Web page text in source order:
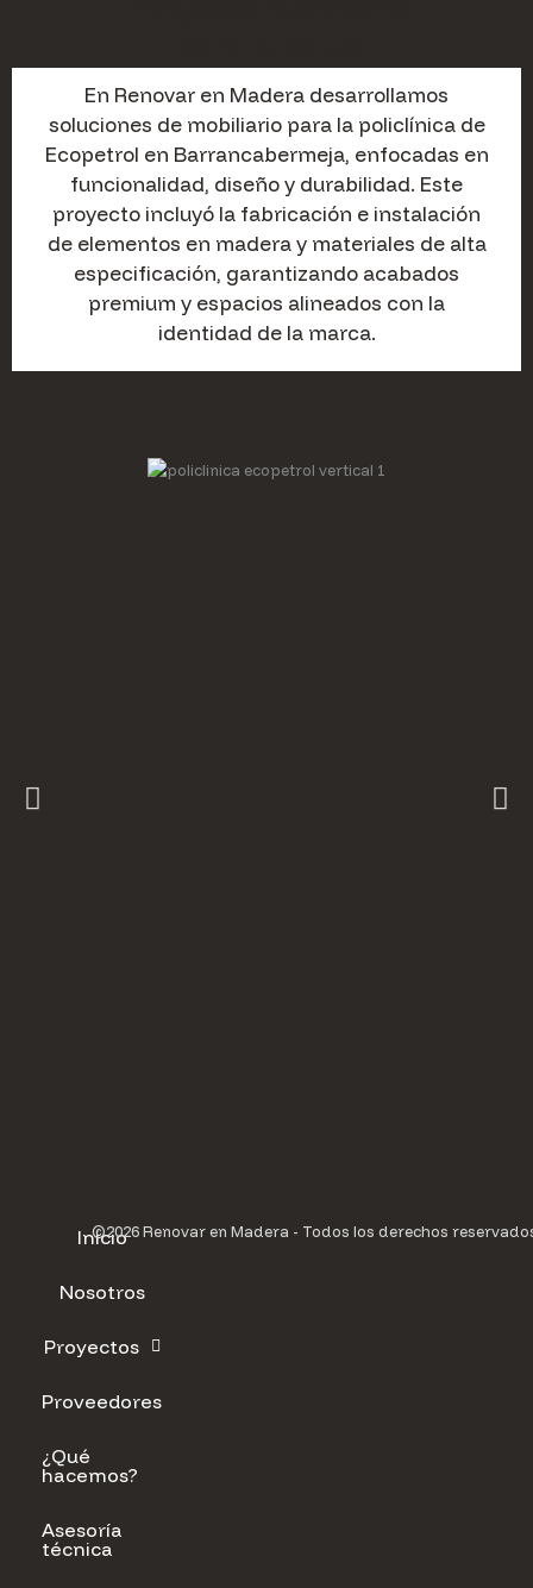
En Renovar en Madera desarrollamos
soluciones de mobiliario para la policlínica de
Ecopetrol en Barrancabermeja, enfocadas en
funcionalidad, diseño y durabilidad. Este
proyecto incluyó la fabricación e instalación
de elementos en madera y materiales de alta
especificación, garantizando acabados
premium y espacios alineados con la
identidad de la marca.
Inicio
Nosotros
Proyectos
Proveedores
¿Qué
hacemos?
Asesoría
técnica
©2026 Renovar en Madera - Todos los derechos